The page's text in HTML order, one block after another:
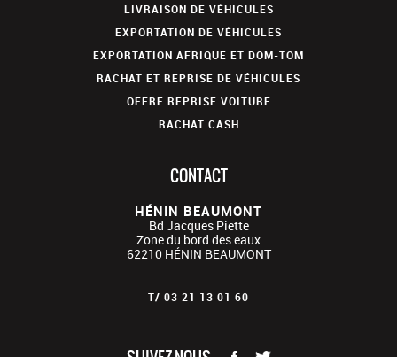
LIVRAISON DE VÉHICULES
EXPORTATION DE VÉHICULES
EXPORTATION AFRIQUE ET DOM-TOM
RACHAT ET REPRISE DE VÉHICULES
OFFRE REPRISE VOITURE
RACHAT CASH
CONTACT
HÉNIN BEAUMONT
Bd Jacques Piette
Zone du bord des eaux
62210 HÉNIN BEAUMONT
T/ 03 21 13 01 60